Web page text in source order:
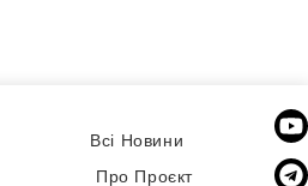
Всі Новини
Про Проєкт